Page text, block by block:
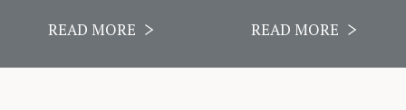
READ MORE READ MORE